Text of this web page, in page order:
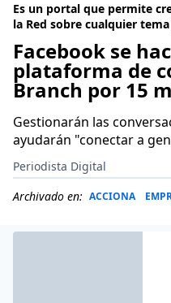
Es un portal que permite
la Red sobre cualquier
Facebook se
plataforma de
Branch por 15
Gestionarán las
ayudarán "conectar a
Periodista Digital
Archivado en: ACCIONA